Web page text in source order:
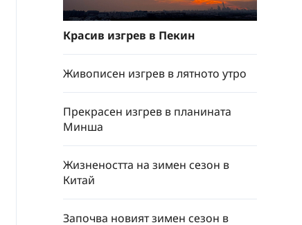
Красив изгрев в Пекин
Живописен изгрев в лятното утро
Прекрасен изгрев в планината
Минша
Жизнеността на зимен сезон в
Китай
Започва новият зимен сезон в